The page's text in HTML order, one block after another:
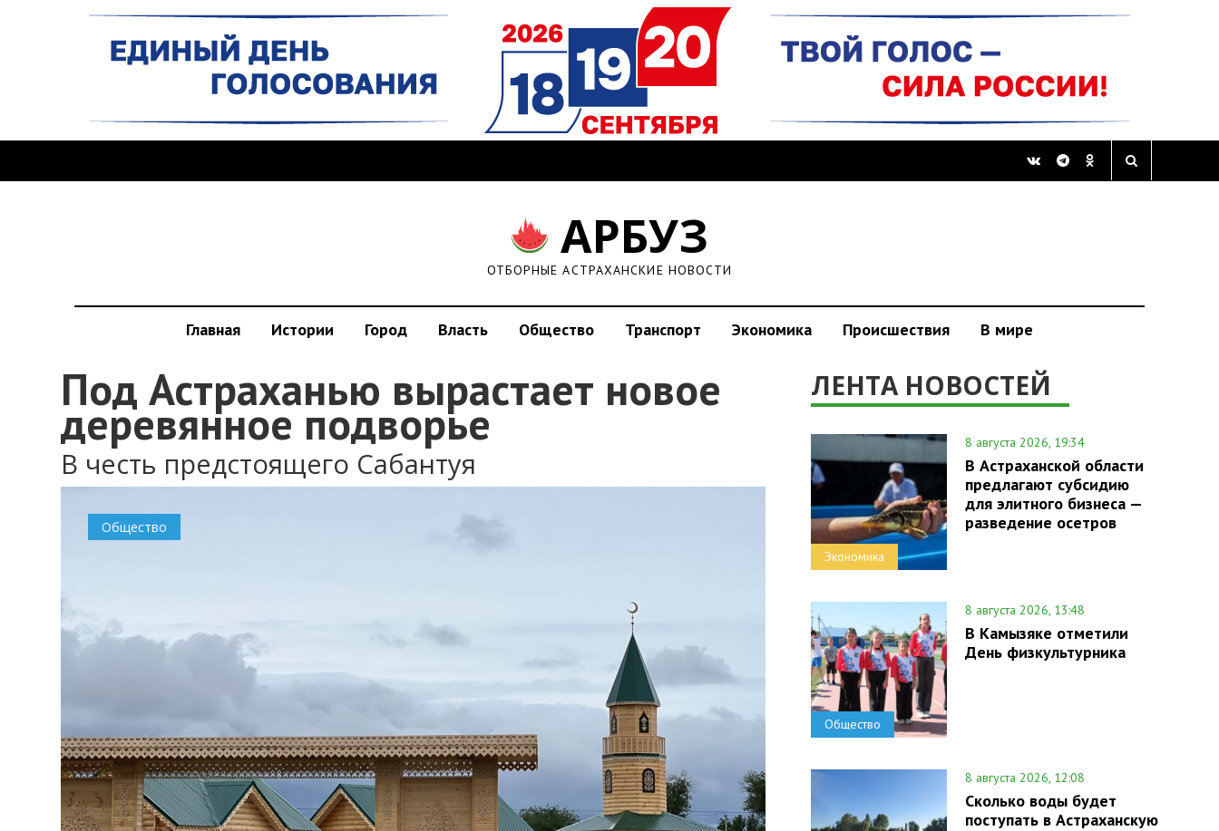
АРБУЗ
ОТБОРНЫЕ АСТРАХАНСКИЕ НОВОСТИ
Главная Истории Город Власть Общество Транспорт Экономика Происшествия В мире
Под Астраханью вырастает новое
деревянное подворье
В честь предстоящего Сабантуя
Общество
ЛЕНТА НОВОСТЕЙ
Экономика
8 августа 2026, 19:34
В Астраханской области
предлагают субсидию
для элитного бизнеса —
разведение осетров
Общество
8 августа 2026, 13:48
В Камызяке отметили
День физкультурника
8 августа 2026, 12:08
Сколько воды будет
поступать в Астраханскую